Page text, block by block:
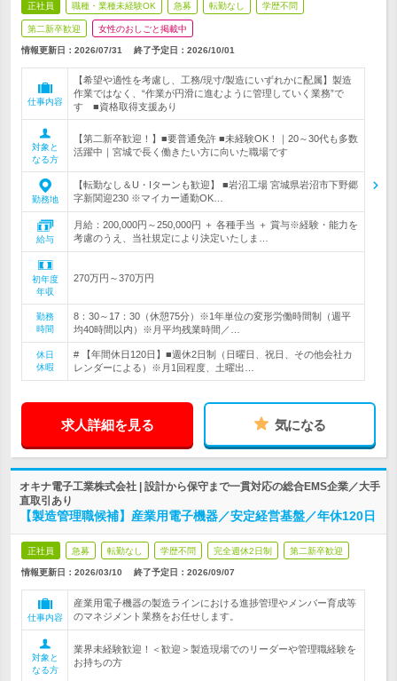
正社員 職種・業種未経験OK 急募 転勤なし 学歴不問
第二新卒歓迎 女性のおしごと掲載中
情報更新日：2026/07/31 終了予定日： 2026/10/01
仕事内容
【希望や適性を考慮し、工務/現寸/製造にいずれかに配属】製造
作業ではなく、“作業が円滑に進むように管理していく業務”で
す ■資格取得支援あり
対象と
なる方
【第二新卒歓迎！】■要普通免許 ■未経験OK！｜20～30代も多数
活躍中｜宮城で長く働きたい方に向いた職場です
勤務地
【転勤なし＆U・Iターンも歓迎】 ■岩沼工場 宮城県岩沼市下野郷
字新関迎230 ※マイカー通勤OK…
給与
月給：200,000円～250,000円 ＋ 各種手当 ＋ 賞与※経験・能力を
考慮のうえ、当社規定により決定いたしま…
初年度
年収
270万円～370万円
勤務
時間
8：30～17：30（休憩75分）※1年単位の変形労働時間制（週平
均40時間以内）※月平均残業時間／…
休日
休暇
# 【年間休日120日】■週休2日制（日曜日、祝日、その他会社カ
レンダーによる）※月1回程度、土曜出…
求人詳細を見る 気になる
オキナ電子工業株式会社 | 設計から保守まで一貫対応の総合EMS企業／大手
直取引あり
【製造管理職候補】産業用電子機器／安定経営基盤／年休120日
正社員 急募 転勤なし 学歴不問 完全週休2日制 第二新卒歓迎
情報更新日：2026/03/10 終了予定日： 2026/09/07
仕事内容
産業用電子機器の製造ラインにおける進捗管理やメンバー育成等
のマネジメント業務をお任せします。
対象と
なる方
業界未経験歓迎！＜歓迎＞製造現場でのリーダーや管理職経験を
お持ちの方